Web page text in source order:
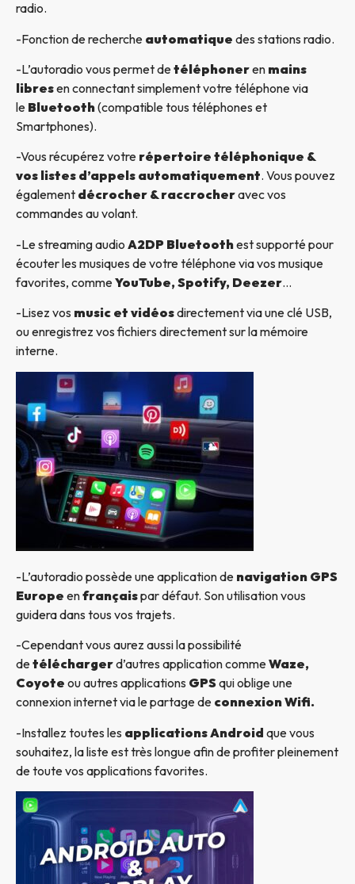
radio.
-Fonction de recherche automatique des stations radio.
-L’autoradio vous permet detéléphoneren mains
libresen connectant simplement votre téléphone via
le Bluetooth(compatible tous téléphones et
Smartphones).
-Vous récupérez votre répertoire téléphonique &
vos listes d’appels automatiquement. Vous pouvez
également décrocher & raccrocheravec vos
commandes au volant.
-Le streaming audio A2DP Bluetoothest supporté pour
écouter les musiques de votre téléphone via vos musique
favorites, commeYouTube, Spotify, Deezer…
-Lisez vos music et vidéosdirectement via une clé USB,
ou enregistrez vos fichiers directement sur la mémoire
interne.
-L’autoradio possède une application de navigation GPS
Europe enfrançaispar défaut. Son utilisation vous
guidera dans tous vos trajets.
-Cependant vous aurez aussi la possibilité
detéléchargerd’autres application commeWaze,
Coyote ou autres applications GPSqui oblige une
connexion internet via le partage de connexion Wifi.
-Installez toutes les applications Android que vous
souhaitez, la liste est très longue afin de profiter pleinement
de toute vos applications favorites.